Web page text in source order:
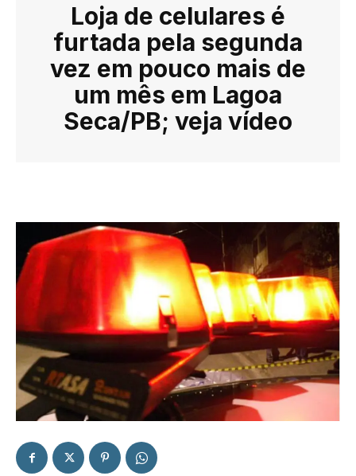
Loja de celulares é
furtada pela segunda
vez em pouco mais de
um mês em Lagoa
Seca/PB; veja vídeo